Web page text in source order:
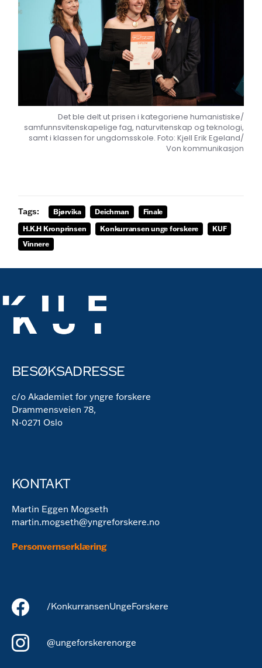
Det ble delt ut prisen i kategoriene humanistiske/
samfunnsvitenskapelige fag, naturvitenskap og teknologi,
samt i klassen for ungdomsskole. Foto: Kjell Erik Egeland/
Von kommunikasjon
Tags: Bjørvika Deichman
Finale
H.K.H Kronprinsen
Konkurransen unge forskere
KUF
Vinnere
BESØKSADRESSE
c/o Akademiet for yngre forskere
Drammensveien 78,
N-0271 Oslo
KONTAKT
Martin Eggen Mogseth
martin.mogseth@yngreforskere.no
Personvernserklæring
/KonkurransenUngeForskere
@ungeforskerenorge